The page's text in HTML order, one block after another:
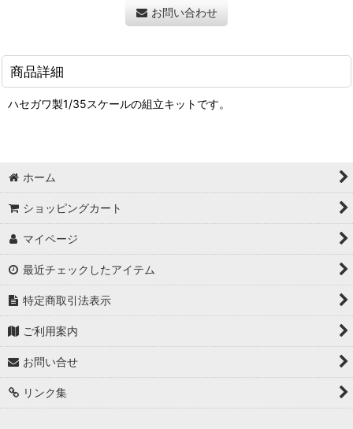
お問い合わせ
商品詳細
ハセガワ製1/35スケールの組立キットです。
ホーム
ショッピングカート
マイページ
最近チェックしたアイテム
特定商取引法表示
ご利用案内
お問い合せ
リンク集